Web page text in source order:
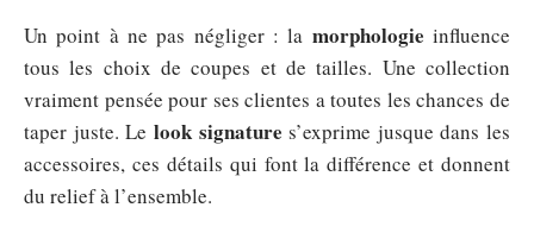
Un point à ne pas négliger : la morphologie influence
tous les choix de coupes et de tailles. Une collection
vraiment pensée pour ses clientes a toutes les chances de
taper juste. Le look signature s’exprime jusque dans les
accessoires, ces détails qui font la différence et donnent
du relief à l’ensemble.